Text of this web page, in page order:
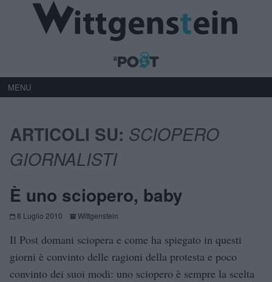
MENU
ARTICOLI SU: SCIOPERO
GIORNALISTI
È uno sciopero, baby
8 Luglio 2010 Wittgenstein
Il Post domani sciopera e come ha spiegato in questi
giorni è convinto delle ragioni della protesta e poco
convinto dei suoi modi: uno sciopero è sempre la scelta